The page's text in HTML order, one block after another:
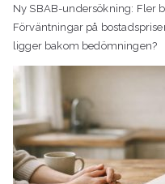
Ny SBAB-undersökning: Fler
Förväntningar på
ligger bakom bedömningen?